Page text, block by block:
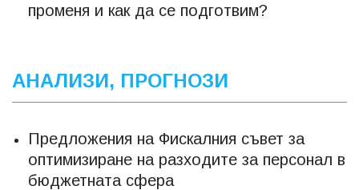
променя и как да се подготвим?
АНАЛИЗИ, ПРОГНОЗИ
Предложения на Фискалния съвет за
оптимизиране на разходите за персонал в
бюджетната сфера